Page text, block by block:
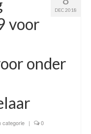
DEC 2018
voor
onder
categorie | 0